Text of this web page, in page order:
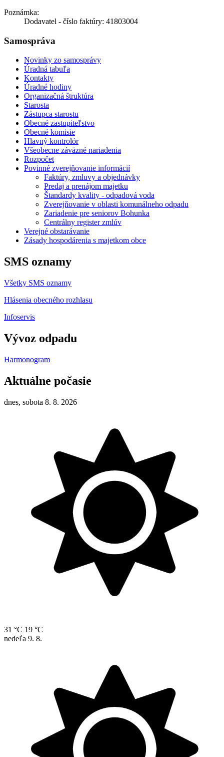
Poznámka:
Dodavatel - číslo faktúry: 41803004
Samospráva
Novinky zo samosprávy
Úradná tabuľa
Kontakty
Úradné hodiny
Organizačná štruktúra
Starosta
Zástupca starostu
Obecné zastupiteľstvo
Obecné komisie
Hlavný kontrolór
Všeobecne záväzné nariadenia
Rozpočet
Povinné zverejňovanie informácií
Faktúry, zmluvy a objednávky
Predaj a prenájom majetku
Štandardy kvality - odpadová voda
Zverejňovanie v oblasti komunálneho odpadu
Zariadenie pre seniorov Bohunka
Centrálny register zmlúv
Verejné obstarávanie
Zásady hospodárenia s majetkom obce
SMS oznamy
Všetky SMS oznamy
Hlásenia obecného rozhlasu
Infoservis
Vývoz odpadu
Harmonogram
Aktuálne počasie
dnes, sobota 8. 8. 2026
31 °C 19 °C
nedeľa 9. 8.